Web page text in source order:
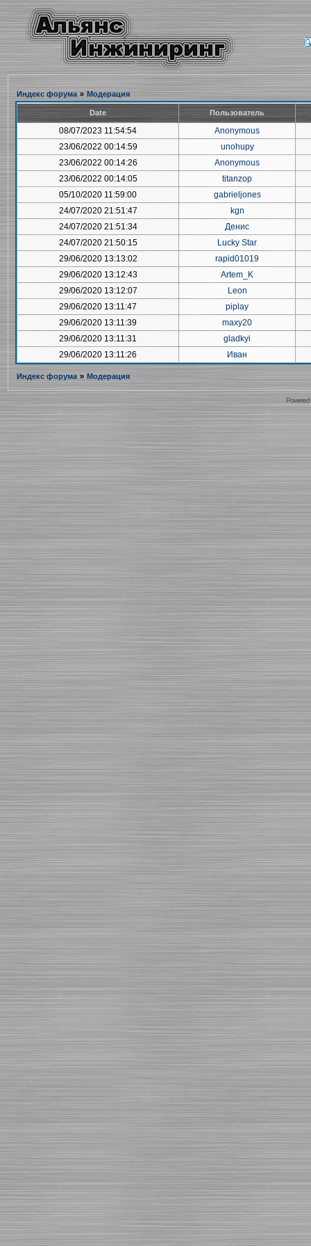
Индекс форума » Модерация
Date Пользователь
08/07/2023 11:54:54
Anonymous
23/06/2022 00:14:59
unohupy
23/06/2022 00:14:26
Anonymous
23/06/2022 00:14:05
titanzop
05/10/2020 11:59:00
gabrieljones
24/07/2020 21:51:47
kgn
24/07/2020 21:51:34
Денис
24/07/2020 21:50:15
Lucky Star
29/06/2020 13:13:02
rapid01019
29/06/2020 13:12:43
Artem_K
29/06/2020 13:12:07
Leon
29/06/2020 13:11:47
piplay
29/06/2020 13:11:39
maxy20
29/06/2020 13:11:31
gladkyi
29/06/2020 13:11:26
Иван
Индекс форума » Модерация